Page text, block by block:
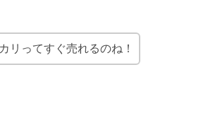
リってすぐ売れるのね！